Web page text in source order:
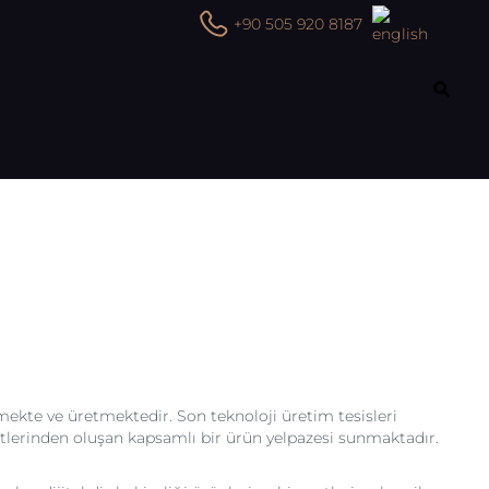
+90 505 920 8187
ve üretmektedir. Son teknoloji üretim tesisleri
oluşan kapsamlı bir ürün yelpazesi sunmaktadır.